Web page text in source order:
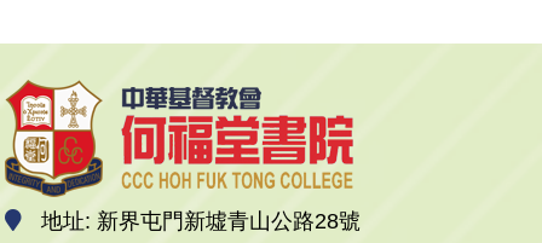
地址: 新界屯門新墟青山公路28號